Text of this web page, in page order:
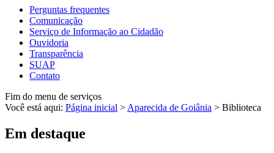
Perguntas frequentes
Comunicação
Serviço de Informação ao Cidadão
Ouvidoria
Transparência
SUAP
Contato
Fim do menu de serviços
Você está aqui: Página inicial > Aparecida de Goiânia > Biblioteca
Em destaque